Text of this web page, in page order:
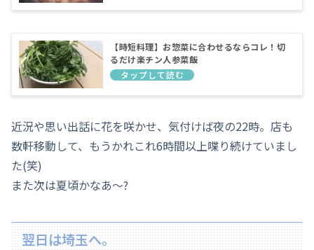
【時短料理】お惣菜に合わせるならコレ！切
るだけ楽チン人参菜飯
近況や思い出話に花を咲かせ、気付けば夜の22時。店も
数軒移動して、もうかれこれ6時間以上喋り続けていまし
た(笑)
また次は夏頃かなあ～?
翌日は埼玉へ。